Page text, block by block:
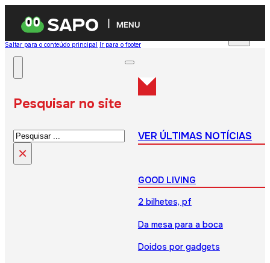
MENU
Saltar para o conteúdo principal Ir para o footer
Pesquisar no site
Pesquisar
×
VER ÚLTIMAS NOTÍCIAS
GOOD LIVING
2 bilhetes, pf
Da mesa para a boca
Doidos por gadgets